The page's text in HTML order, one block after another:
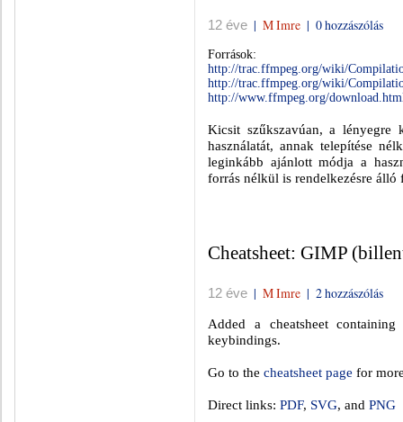
12 éve | M Imre | 0 hozzászólás
Források:
http://trac.ffmpeg.org/wiki/
http://trac.ffmpeg.org/wiki/
http://www.ffmpeg.org/
Kicsit szűkszavúan, a lényegre
használatát, annak telepítése
leginkább ajánlott módja a
forrás nélkül is rendelkezésre álló
Cheatsheet: GIMP
12 éve | M Imre | 2 hozzászólás
Added a cheatsheet
keybindings.
Go to the cheatsheet page for
Direct links: PDF, SVG, and PNG